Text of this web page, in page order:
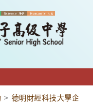
> 德明財經科技大學企業